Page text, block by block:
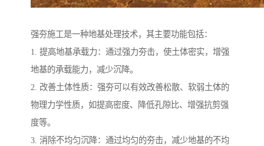
强夯施工是一种地基处理技术，其主要功能包括：
1. 提高地基承载力：通过强力夯击，使土体密实，增强
地基的承载能力，减少沉降。
2. 改善土体性质：强夯可以有效改善松散、软弱土体的
物理力学性质，如提高密度、降低孔隙比、增强抗剪强
度等。
3. 消除不均匀沉降：通过均匀的夯击，减少地基的不均